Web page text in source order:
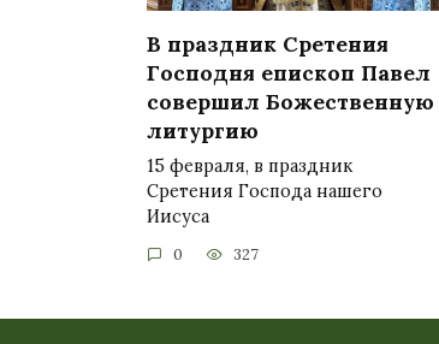
В праздник Сретения
Господня епископ Павел
совершил Божественную
литургию
15 февраля, в праздник
Сретения Господа нашего
Иисуса
0 327